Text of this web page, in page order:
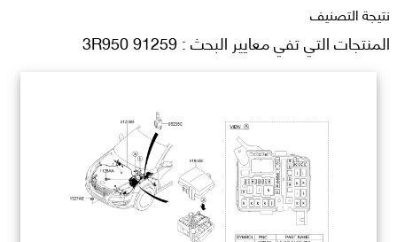
نتيجة التصنيف
المنتجات التي تفي معايير البحث : 91259 3R950